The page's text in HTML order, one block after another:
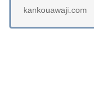
kankouawaji.com